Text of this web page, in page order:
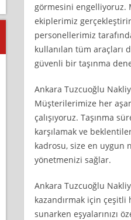
görmesini engelliyoruz.
ekiplerimiz
personellerimiz
kullanılan tüm araçları
güvenli bir taşınma
Ankara Tuzcuoğlu
Müşterilerimize her
çalışıyoruz. Taşınma
karşılamak ve
kadrosu, size en uygun
yönetmenizi sağlar.
Ankara Tuzcuoğlu
kazandırmak için
sunarken eşyalarınızı